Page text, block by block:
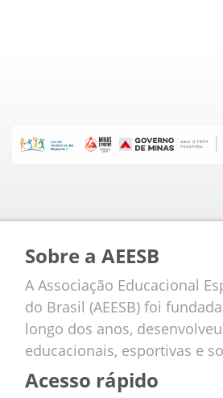
Sobre a AEESB
A Associação Educacional
do Brasil (AEESB) foi
longo dos anos,
educacionais, esportivas e
Acesso rápido